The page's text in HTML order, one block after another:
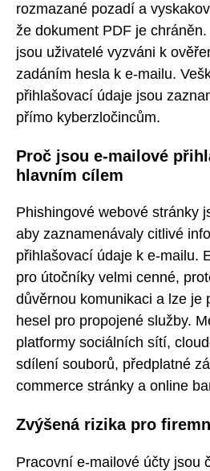
rozmazané pozadí a
že dokument PDF je
jsou uživatelé vyzváni k
zadáním hesla k e-mailu.
přihlašovací údaje jsou
přímo kyberzločincům.
Proč jsou e-mailové
hlavním cílem
Phishingové webové stránky
aby zaznamenávaly citlivé
přihlašovací údaje k e-mailu.
pro útočníky velmi cenné,
důvěrnou komunikaci a lze je
hesel pro propojené služby.
platformy sociálních sítí,
sdílení souborů, předplatné
commerce stránky a online
Zvýšená rizika pro
Pracovní e-mailové účty jsou